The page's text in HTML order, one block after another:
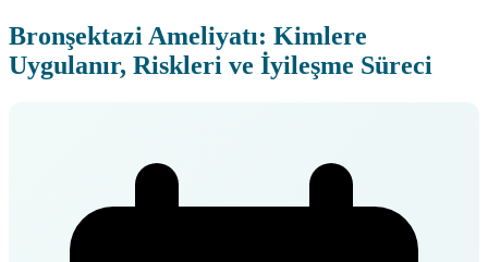
Bronşektazi Ameliyatı: Kimlere
Uygulanır, Riskleri ve İyileşme Süreci